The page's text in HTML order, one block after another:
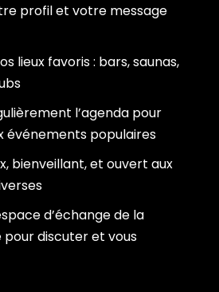
profil et votre message
lieux favoris : bars, saunas,
l’agenda pour
événements populaires
bienveillant, et ouvert aux
d’échange de la
discuter et vous